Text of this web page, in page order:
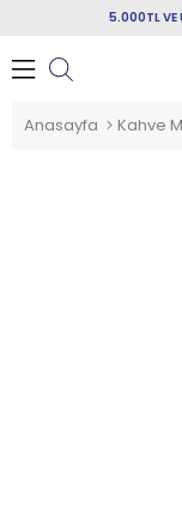
5.000TL VE
Anasayfa Kahve